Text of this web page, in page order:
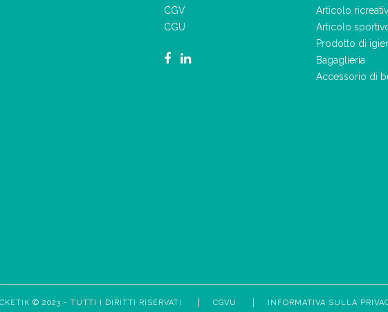
CGV
CGU
Articolo
Articolo
Prodotto di
Bagaglieria
Accessorio di
© 2023 - TUTTI I DIRITTI RISERVATI CGVU INFORMATIVA SULLA